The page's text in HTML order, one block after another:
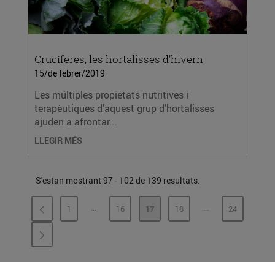
Crucíferes, les hortalisses d’hivern
15/de febrer/2019
Les múltiples propietats nutritives i
terapèutiques d’aquest grup d’hortalisses
ajuden a afrontar...
LLEGIR MÉS
S'estan mostrant 97 - 102 de 139 resultats.
PÀGINA
1 ...PÀGINES INTERMÈDIES
PÀGINA
16 PÀGINA
17 PÀGINA
18 ...PÀGINESPÀGINA
24